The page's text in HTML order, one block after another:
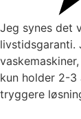
Jeg synes det
livstidsgaranti.
kun holder 2-3
tryggere